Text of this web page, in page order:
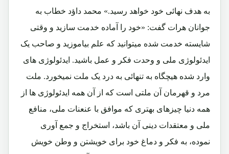
به هدف نهائی خود خواهد رسید.» محمد داؤد خطاب به
جوانان هرات گفت: «خود را آماده خدمت سازید و وقتی
شایسته خدمت شده میتوانید که علم بیاموزید و صاحب یک
ایدئولوژی ملی و وحدت فکر و عمل باشید. ایدئولوژی های
وارد شده هیچگاه به تنهائی به درد یک ملت نمیخورد. ملت
مرد و قهرمان آن ملتی است که از آن همه ایدئولوژی ها از
همه دنیا چیزهای بهتری که موافق با عنعنات ملی، منافع
ملی و معتقدات دینی آن باشد، استخراج و جمع آوری
نموده، به فکر و دماغ خود برای خویشتن و وطن خویش